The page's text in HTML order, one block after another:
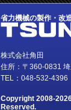
省力機械の製作・改
株式会社角田
住所：〒360-0831
TEL：048-532-
Copyright 2008-
Reserved.